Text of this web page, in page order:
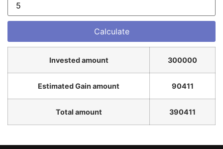
Invested amount 300000
Estimated Gain amount 90411
Total amount 390411